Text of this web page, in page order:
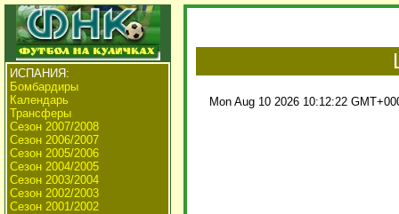
ИСПАНИЯ:
Бомбардиры
Календарь
Трансферы
Сезон 2007/2008
Сезон 2006/2007
Сезон 2005/2006
Сезон 2004/2005
Сезон 2003/2004
Сезон 2002/2003
Сезон 2001/2002
Mon Aug 10 2026 10:12:22